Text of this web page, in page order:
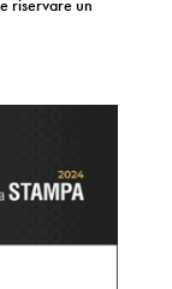
riservare un